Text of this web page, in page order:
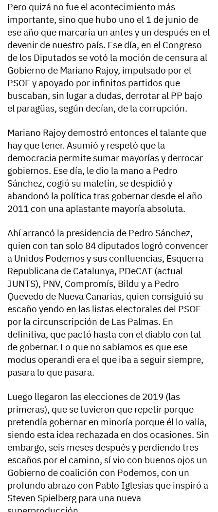
Pero quizá no fue el acontecimiento más
importante, sino que hubo uno el 1 de junio de
ese año que marcaría un antes y un después en el
devenir de nuestro país. Ese día, en el Congreso
de los Diputados se votó la moción de censura al
Gobierno de Mariano Rajoy, impulsado por el
PSOE y apoyado por infinitos partidos que
buscaban, sin lugar a dudas, derrotar al PP bajo
el paragüas, según decían, de la corrupción.
Mariano Rajoy demostró entonces el talante que
hay que tener. Asumió y respetó que la
democracia permite sumar mayorías y derrocar
gobiernos. Ese día, le dio la mano a Pedro
Sánchez, cogió su maletín, se despidió y
abandonó la política tras gobernar desde el año
2011 con una aplastante mayoría absoluta.
Ahí arrancó la presidencia de Pedro Sánchez,
quien con tan solo 84 diputados logró convencer
a Unidos Podemos y sus confluencias, Esquerra
Republicana de Catalunya, PDeCAT (actual
JUNTS), PNV, Compromís, Bildu y a Pedro
Quevedo de Nueva Canarias, quien consiguió su
escaño yendo en las listas electorales del PSOE
por la circunscripción de Las Palmas. En
definitiva, que pactó hasta con el diablo con tal
de gobernar. Lo que no sabíamos es que ese
modus operandi era el que iba a seguir siempre,
pasara lo que pasara.
Luego llegaron las elecciones de 2019 (las
primeras), que se tuvieron que repetir porque
pretendía gobernar en minoría porque él lo valía,
siendo esta idea rechazada en dos ocasiones. Sin
embargo, seis meses después y perdiendo tres
escaños por el camino, sí vio con buenos ojos un
Gobierno de coalición con Podemos, con un
profundo abrazo con Pablo Iglesias que inspiró a
Steven Spielberg para una nueva